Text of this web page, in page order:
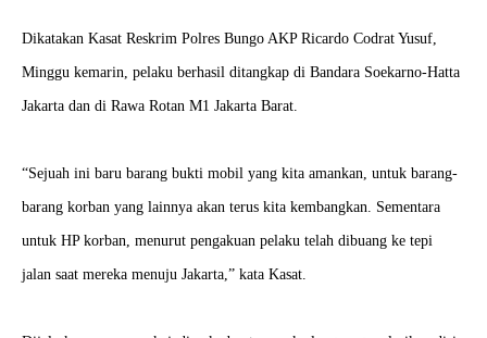
Dikatakan Kasat Reskrim Polres Bungo AKP Ricardo Codrat Yusuf,
Minggu kemarin, pelaku berhasil ditangkap di Bandara Soekarno-Hatta
Jakarta dan di Rawa Rotan M1 Jakarta Barat.
“Sejuah ini baru barang bukti mobil yang kita amankan, untuk barang-
barang korban yang lainnya akan terus kita kembangkan. Sementara
untuk HP korban, menurut pengakuan pelaku telah dibuang ke tepi
jalan saat mereka menuju Jakarta,” kata Kasat.